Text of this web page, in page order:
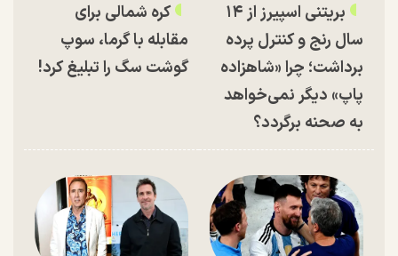
بریتنی اسپیرز از ۱۴
سال رنج و کنترل پرده
برداشت؛ چرا «شاهزاده
پاپ» دیگر نمی‌خواهد
به صحنه برگردد؟
کره شمالی برای
مقابله با گرما، سوپ
گوشت سگ را تبلیغ کرد!